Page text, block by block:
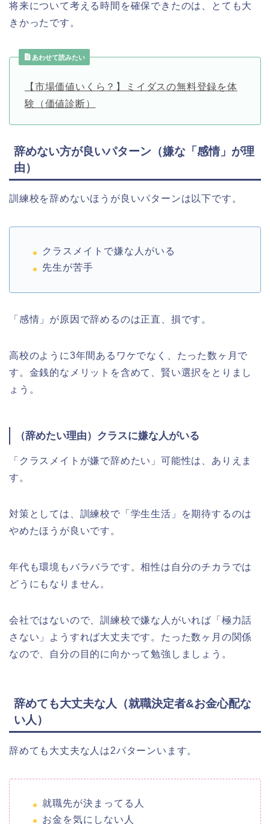
将来について考える時間を確保できたのは、とても大
きかったです。
あわせて読みたい
【市場価値いくら？】ミイダスの無料登録を体
験（価値診断）
辞めない方が良いパターン（嫌な「感情」が理
由）
訓練校を辞めないほうが良いパターンは以下です。
クラスメイトで嫌な人がいる
先生が苦手
「感情」が原因で辞めるのは正直、損です。
高校のように3年間あるワケでなく、たった数ヶ月で
す。金銭的なメリットを含めて、賢い選択をとりまし
ょう。
（辞めたい理由）クラスに嫌な人がいる
「クラスメイトが嫌で辞めたい」可能性は、ありえま
す。
対策としては、訓練校で「学生生活」を期待するのは
やめたほうが良いです。
年代も環境もバラバラです。相性は自分のチカラでは
どうにもなりません。
会社ではないので、訓練校で嫌な人がいれば「極力話
さない」ようすれば大丈夫です。たった数ヶ月の関係
なので、自分の目的に向かって勉強しましょう。
辞めても大丈夫な人（就職決定者&お金心配な
い人）
辞めても大丈夫な人は2パターンいます。
就職先が決まってる人
お金を気にしない人